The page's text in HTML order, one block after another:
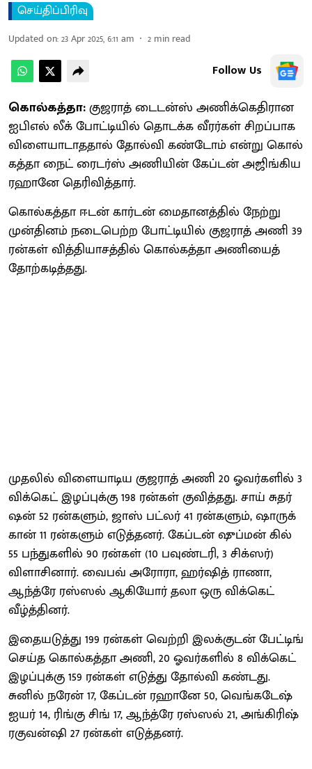
செய்திப்பிரிவு
Updated on:23 Apr 2025, 6:11 am 2 min read
Follow Us
கொல்கத்தா:குஜ​ராத் டைடன்ஸ் அணிக்​கெ​தி​ரான
ஐபிஎல் லீக் போட்​டி​யில் தொடக்க வீரர்​கள் சிறப்​பாக
விளை​யா​டாத​தால் தோல்வி கண்​டோம் என்று கொல்​
கத்தா நைட் ரைடர்ஸ் அணி​யின் கேப்​டன் அஜிங்​கிய
ரஹானே தெரி​வித்​தார்.
கொல்​கத்தா ஈடன் கார்​டன் மைதானத்​தில் நேற்று
முன்​தினம் நடை​பெற்ற போட்​டி​யில் குஜ​ராத் அணி 39
ரன்​கள் வித்​தி​யாசத்​தில் கொல்​கத்தா அணி​யைத்
தோற்​கடித்​தது.
முதலில் விளை​யாடிய குஜ​ராத் அணி 20 ஓவர்​களில் 3
விக்​கெட் இழப்​புக்கு 198 ரன்​கள் குவித்​தது. சாய் சுதர்​
ஷன் 52 ரன்​களும், ஜாஸ் பட்​லர் 41 ரன்களும், ஷாருக்
கான் 11 ரன்​களும் எடுத்​தனர். கேப்​டன் ஷுப்​மன் கில்
55 பந்​துகளில் 90 ரன்​கள் (10 பவுண்​டரி, 3 சிக்​ஸர்)
விளாசி​னார். வைபவ் அரோ​ரா, ஹர்​ஷித் ராணா,
ஆந்த்ரே ரஸ்​ஸல் ஆகியோர் தலா ஒரு விக்​கெட்
வீழ்த்​தினர்.
இதையடுத்து 199 ரன்​கள் வெற்றி இலக்​குடன் பேட்​டிங்
செய்த கொல்​கத்தா அணி, 20 ஓவர்​களில் 8 விக்​கெட்
இழப்​புக்கு 159 ரன்​கள் எடுத்து தோல்வி கண்​டது.
சுனில் நரேன் 17, கேப்​டன் ரஹானே 50, வெங்​கடேஷ்
ஐயர் 14, ரிங்கு சிங் 17, ஆந்த்ரே ரஸ்​ஸல் 21, அங்​கிரிஷ்
ரகு​வன்ஷி 27 ரன்​கள் எடுத்​தனர்.